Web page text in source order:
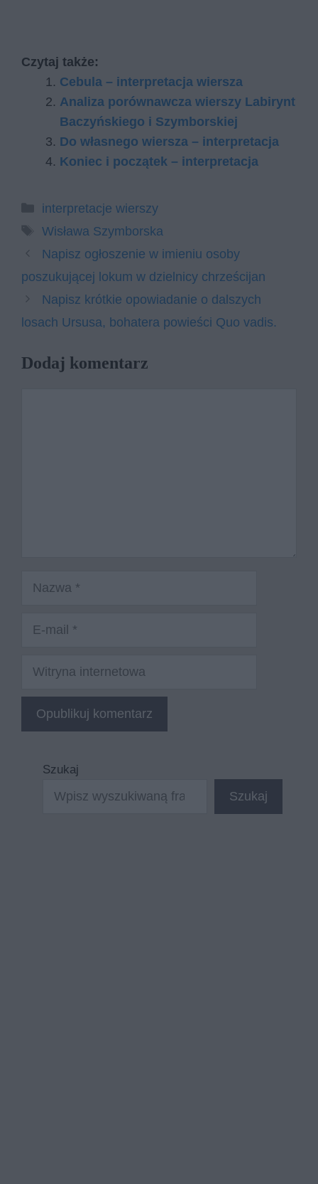
Czytaj także:
Cebula – interpretacja wiersza
Analiza porównawcza wierszy Labirynt
Baczyńskiego i Szymborskiej
Do własnego wiersza – interpretacja
Koniec i początek – interpretacja
Kategorie
interpretacje wierszy
Tagi
Wisława Szymborska
Napisz ogłoszenie w imieniu osoby
poszukującej lokum w dzielnicy chrześcijan
Napisz krótkie opowiadanie o dalszych
losach Ursusa, bohatera powieści Quo vadis.
Dodaj komentarz
Witryna
internetowa
Szukaj
Szukaj